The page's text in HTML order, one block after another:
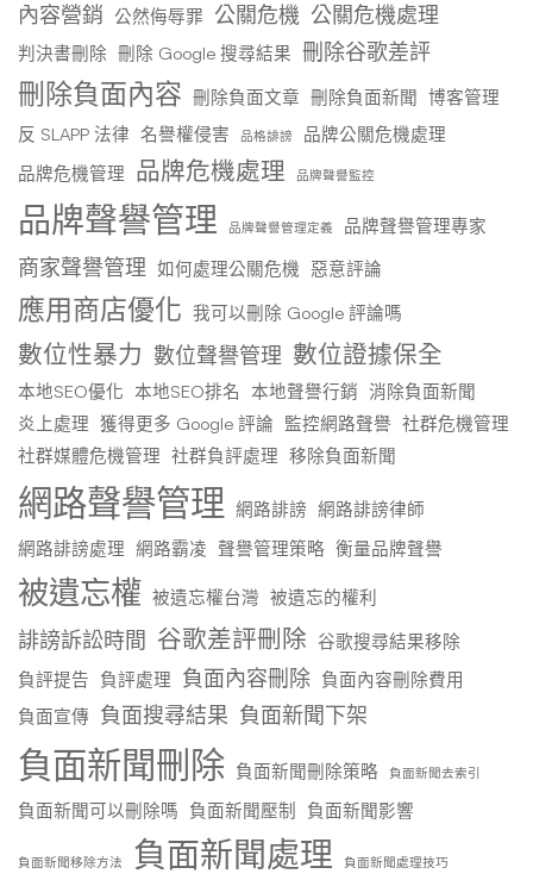
內容營銷 公然侮辱罪 公關危機 公關危機處理
判決書刪除 刪除 Google 搜尋結果 刪除谷歌差評
刪除負面內容 刪除負面文章 刪除負面新聞 博客管理
反 SLAPP 法律 名譽權侵害 品格誹謗
品牌公關危機處理
品牌危機管理 品牌危機處理 品牌聲譽監控
品牌聲譽管理 品牌聲譽管理定義 品牌聲譽管理專家
商家聲譽管理 如何處理公關危機 惡意評論
應用商店優化 我可以刪除 Google 評論嗎
數位性暴力 數位聲譽管理 數位證據保全
本地SEO優化 本地SEO排名 本地聲譽行銷 消除負面新聞
炎上處理 獲得更多 Google 評論 監控網路聲譽 社群危機管理
社群媒體危機管理 社群負評處理 移除負面新聞
網路聲譽管理 網路誹謗 網路誹謗律師
網路誹謗處理 網路霸凌 聲譽管理策略 衡量品牌聲譽
被遺忘權 被遺忘權台灣 被遺忘的權利
誹謗訴訟時間 谷歌差評刪除 谷歌搜尋結果移除
負評提告 負評處理 負面內容刪除 負面內容刪除費用
負面宣傳 負面搜尋結果 負面新聞下架
負面新聞刪除 負面新聞刪除策略 負面新聞去索引
負面新聞可以刪除嗎 負面新聞壓制 負面新聞影響
負面新聞移除方法 負面新聞處理 負面新聞處理技巧